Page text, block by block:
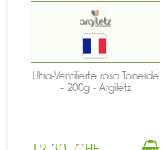
Ultra-Ventilierte rosa Tonerde
- 200g - Argiletz